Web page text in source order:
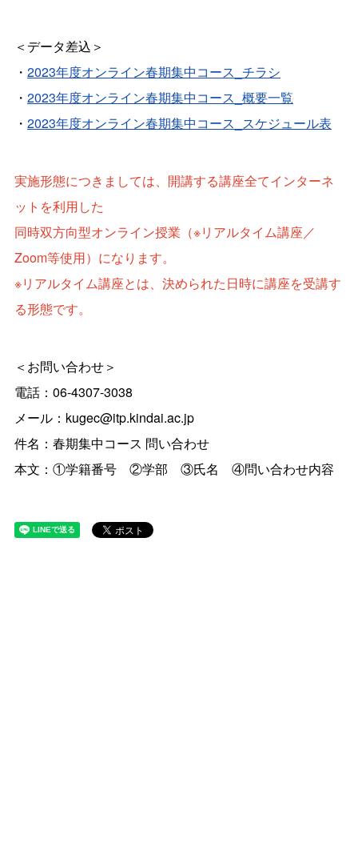
＜データ差込＞
・ 2023年度オンライン春期集中コース_チラシ
・ 2023年度オンライン春期集中コース_概要一覧
・ 2023年度オンライン春期集中コース_スケジュール表
実施形態につきましては、開講する講座全てインターネ
ットを利用した
同時双方向型オンライン授業（※リアルタイム講座／
Zoom等使用）になります。
※リアルタイム講座とは、決められた日時に講座を受講す
る形態です。
＜お問い合わせ＞
電話：06-4307-3038
メール：kugec@itp.kindai.ac.jp
件名：春期集中コース 問い合わせ
本文：①学籍番号 ②学部 ③氏名 ④問い合わせ内容